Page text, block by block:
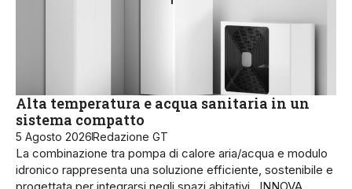
Alta temperatura e acqua sanitaria in un
sistema compatto
5 Agosto 2026Redazione GT
La combinazione tra pompa di calore aria/acqua e modulo
idronico rappresenta una soluzione efficiente, sostenibile e
progettata per integrarsi negli spazi abitativi INNOVA